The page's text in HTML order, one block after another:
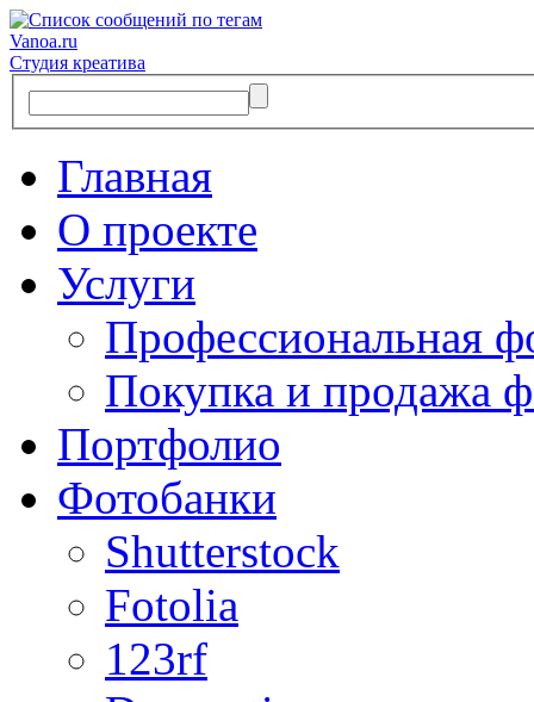
Vanoa.ru
Студия креатива
Главная
О проекте
Услуги
Профессиональная
Покупка и продажа
Портфолио
Фотобанки
Shutterstock
Fotolia
123rf